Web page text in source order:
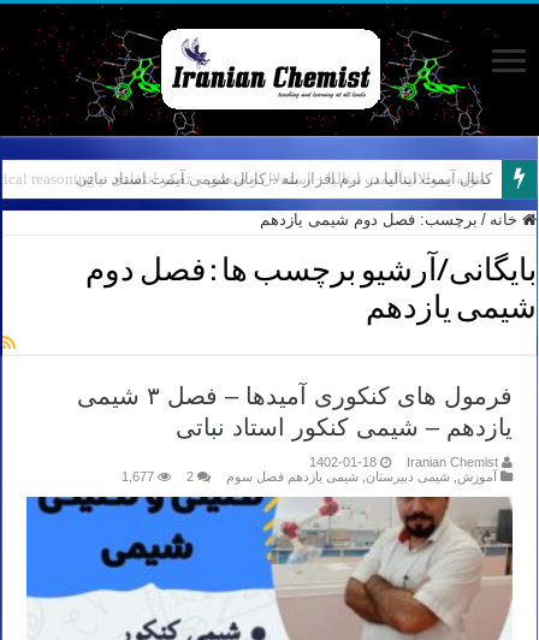
کانال آیمت ایتالیا در نرم افزار بله – کانال شیمی آیمت استاد نباتی
خانه / برچسب: فصل دوم شیمی یازدهم
بایگانی/آرشیو برچسب ها : فصل دوم
شیمی یازدهم
فرمول های کنکوری آمیدها – فصل ۳ شیمی
یازدهم – شیمی کنکور استاد نباتی
Iranian Chemist
1402-01-18
آموزش شیمی دبیرستان شیمی یازدهم فصل سوم 2
1,677